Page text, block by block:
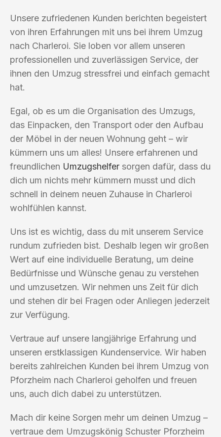
Unsere zufriedenen Kunden berichten begeistert
von ihren Erfahrungen mit uns bei ihrem Umzug
nach Charleroi. Sie loben vor allem unseren
professionellen und zuverlässigen Service, der
ihnen den Umzug stressfrei und einfach gemacht
hat.
Egal, ob es um die Organisation des Umzugs,
das Einpacken, den Transport oder den Aufbau
der Möbel in der neuen Wohnung geht – wir
kümmern uns um alles! Unsere erfahrenen und
freundlichen Umzugshelfer sorgen dafür, dass du
dich um nichts mehr kümmern musst und dich
schnell in deinem neuen Zuhause in Charleroi
wohlfühlen kannst.
Uns ist es wichtig, dass du mit unserem Service
rundum zufrieden bist. Deshalb legen wir großen
Wert auf eine individuelle Beratung, um deine
Bedürfnisse und Wünsche genau zu verstehen
und umzusetzen. Wir nehmen uns Zeit für dich
und stehen dir bei Fragen oder Anliegen jederzeit
zur Verfügung.
Vertraue auf unsere langjährige Erfahrung und
unseren erstklassigen Kundenservice. Wir haben
bereits zahlreichen Kunden bei ihrem Umzug von
Pforzheim nach Charleroi geholfen und freuen
uns, auch dich dabei zu unterstützen.
Mach dir keine Sorgen mehr um deinen Umzug –
vertraue dem Umzugskönig Schuster Pforzheim